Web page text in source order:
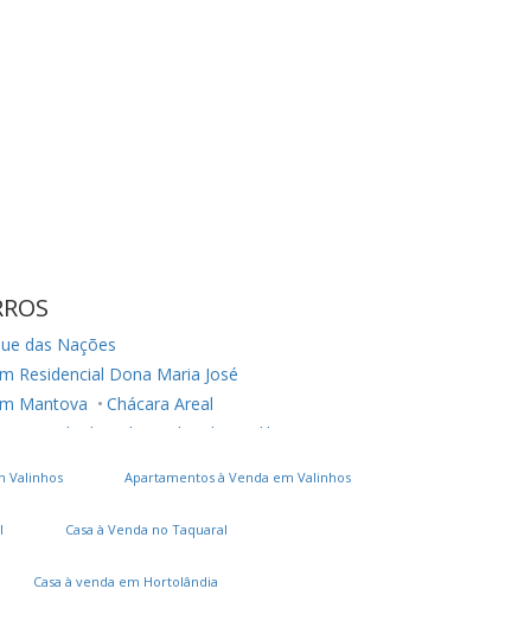
das Nações
Residencial Dona Maria José
Mantova
Chácara Areal
Morada do Sol
Jardim dos Colibris
Park Gran Reserve
Belvedere
Montreal Residence
Residencial Milano
Valinhos Apartamentos à Venda em Valinhos
Casa à Venda no Taquaral
Casa à venda em Hortolândia